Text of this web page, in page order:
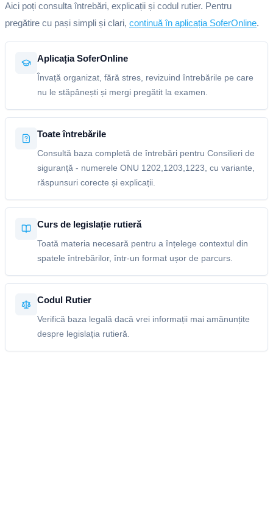
Aici poți consulta întrebări, explicații și codul rutier. Pentru
pregătire cu pași simpli și clari, continuă în aplicația SoferOnline.
Aplicația SoferOnline
Învață organizat, fără stres, revizuind întrebările pe care
nu le stăpânești și mergi pregătit la examen.
Toate întrebările
Consultă baza completă de întrebări pentru Consilieri de
siguranță - numerele ONU 1202,1203,1223, cu variante,
răspunsuri corecte și explicații.
Curs de legislație rutieră
Toată materia necesară pentru a înțelege contextul din
spatele întrebărilor, într-un format ușor de parcurs.
Codul Rutier
Verifică baza legală dacă vrei informații mai amănunțite
despre legislația rutieră.